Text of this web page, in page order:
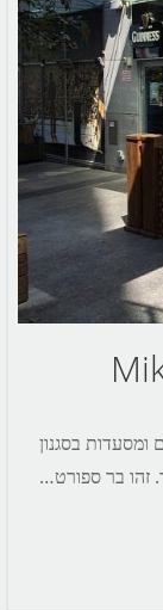
בסגנון
זהו בר ספורט…